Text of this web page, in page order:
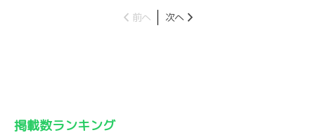
前へ 次へ
掲載数ランキング